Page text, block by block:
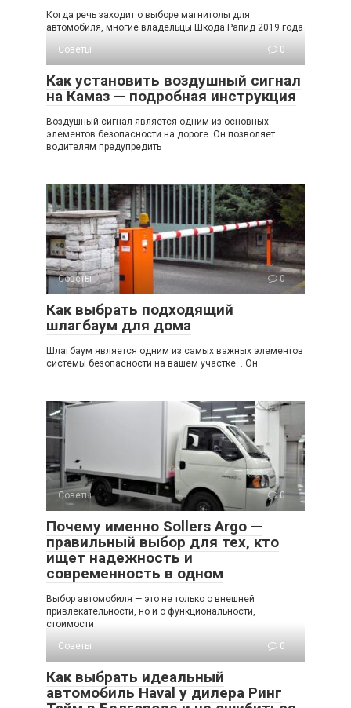
Когда речь заходит о выборе магнитолы для
автомобиля, многие владельцы Шкода Рапид 2019 года
Советы
0
Как установить воздушный сигнал
на Камаз — подробная инструкция
Воздушный сигнал является одним из основных
элементов безопасности на дороге. Он позволяет
водителям предупредить
Советы 0
Как выбрать подходящий
шлагбаум для дома
Шлагбаум является одним из самых важных элементов
системы безопасности на вашем участке. . Он
Советы 0
Почему именно Sollers Argo —
правильный выбор для тех, кто
ищет надежность и
современность в одном
Выбор автомобиля — это не только о внешней
привлекательности, но и о функциональности,
стоимости
Советы
0
Как выбрать идеальный
автомобиль Haval у дилера Ринг